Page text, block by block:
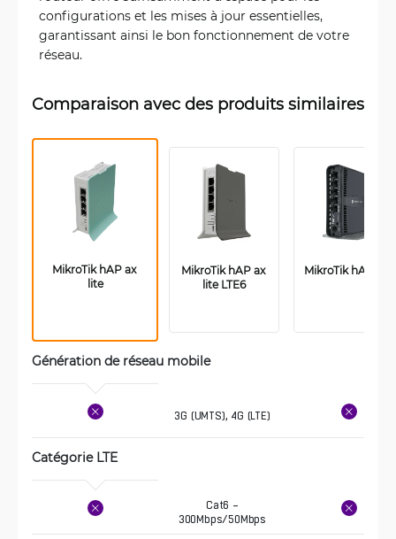
configurations et les mises à jour essentielles,
garantissant ainsi le bon fonctionnement de votre
réseau.
Comparaison avec des produits similaires
MikroTik hAP ax
lite
MikroTik hAP ax
lite LTE6
MikroTik hAP ax2
Génération de réseau mobile
3G (UMTS), 4G (LTE)
Catégorie LTE
Cat6 –
300Mbps/50Mbps